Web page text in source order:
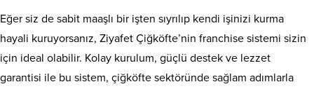
Eğer siz de sabit maaşlı bir işten sıyrılıp kendi işinizi kurma
hayali kuruyorsanız, Ziyafet Çiğköfte’nin franchise sistemi sizin
için ideal olabilir. Kolay kurulum, güçlü destek ve lezzet
garantisi ile bu sistem, çiğköfte sektöründe sağlam adımlarla